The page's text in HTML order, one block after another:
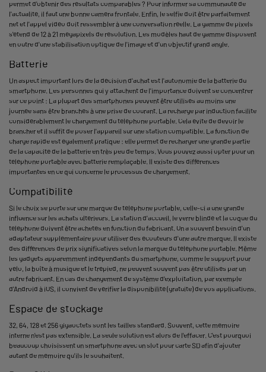
permet d'obtenir des résultats comparables ? Pour informer sa communauté de
l'actualité, il faut une bonne caméra frontale. Enfin, le selfie doit être parfaitement
net et l'appel vidéo doit ressembler à une conversation réelle. La gamme de pixels
s'étend de 12 à 21 mégapixels de résolution. Les modèles haut de gamme disposent
en outre d'une stabilisation optique de l'image et d'un objectif grand angle.
Batterie
Un aspect important lors de la décision d'achat est l'autonomie de la batterie du
smartphone. Les personnes qui y attachent de l'importance doivent se concentrer
sur ce point : La plupart des smartphones peuvent être utilisés au moins une
journée sans être branchés à une prise de courant. La recharge par induction facilite
considérablement le chargement du téléphone portable. Cela évite de devoir le
brancher et il suffit de poser l'appareil sur une station compatible. La fonction de
charge rapide est également pratique : elle permet de recharger une grande partie
de la capacité de la batterie en très peu de temps. Vous pouvez aussi opter pour un
téléphone portable avec batterie remplaçable. Il existe des différences
importantes en ce qui concerne le processus de chargement.
Compatibilité
Si le choix se porte sur une marque de téléphone portable, celle-ci a une grande
influence sur les achats ultérieurs. La station d'accueil, le verre blindé et la coque du
téléphone doivent être achetés en fonction du fabricant. On a souvent besoin d'un
adaptateur supplémentaire pour utiliser des écouteurs d'une autre marque. Il existe
des différences de prix significatives selon la marque du téléphone portable. Même
les gadgets apparemment indépendants du smartphone, comme le support pour
vélo, la boîte à musique et le trépied, ne peuvent souvent pas être utilisés par un
autre fabricant. En cas de changement de système d'exploitation, par exemple
d'Android à iOS, il convient de vérifier la disponibilité (gratuite) de vos applications.
Espace de stockage
32, 64, 128 et 256 gigaoctets sont les tailles standard. Souvent, cette mémoire
interne n'est pas extensible. La seule solution est alors de l'effacer. C'est pourquoi
beaucoup choisissent un smartphone avec un slot pour carte SD afin d'ajouter
autant de mémoire qu'ils le souhaitent.